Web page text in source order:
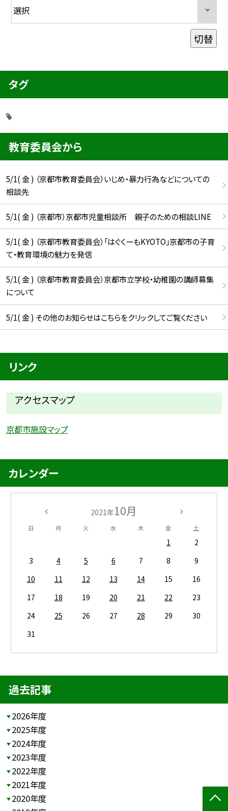
切替
タグ
教育委員会から
5/1( 金 ) （京都市教育委員会）いじめ・暴力行為などについての
相談先
5/1( 金 ) （京都市）京都市児童相談所 親子のための相談LINE
5/1( 金 ) （京都市教育委員会）「はぐくーもKYOTO」京都市の子育
て・教育環境の魅力を発信
5/1( 金 ) （京都市教育委員会）京都市立学校・幼稚園の講師募集
について
5/1( 金 ) その他のお知らせはこちらをクリックしてご覧ください
リンク
アクセスマップ
京都市施設マップ
カレンダー
2021年10月
日 月 火 水 木 金 土
1
2
3
4 5 6 7 8
9
10
11 12 13 14 15
16
17
18 19 20 21 22
23
24
25 26 27 28 29
30
31
過去記事
2026年度
2025年度
2024年度
2023年度
2022年度
2021年度
2020年度